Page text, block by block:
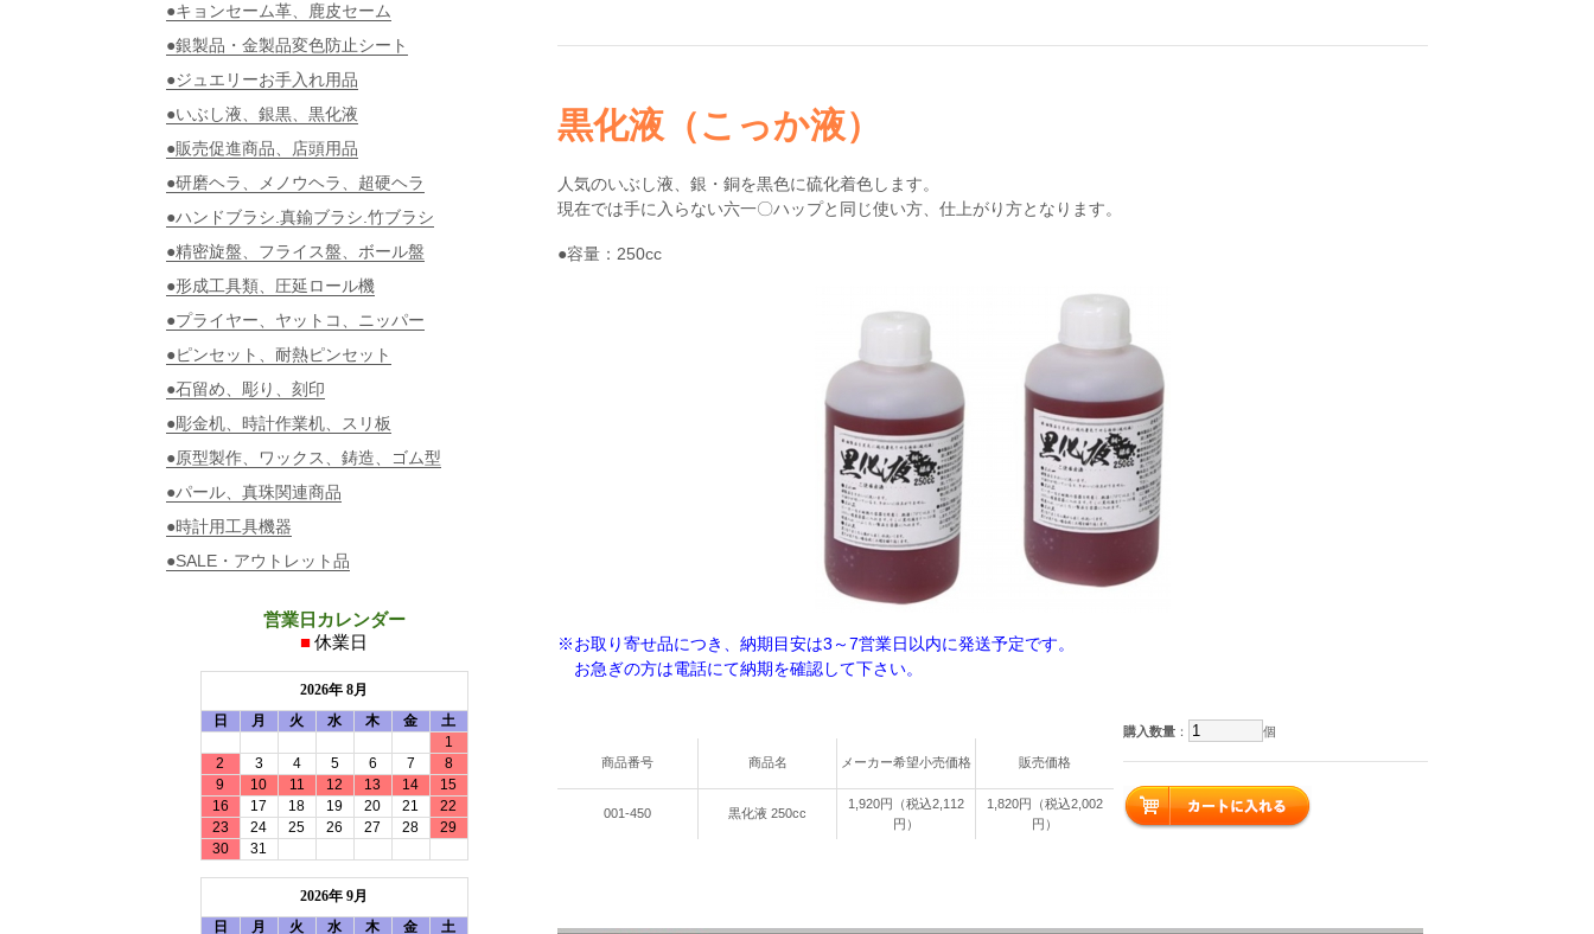
黒化液（こっか液）
人気のいぶし液、銀・銅を黒色に硫化着色します。
現在では手に入らない六一〇ハップと同じ使い方、仕上がり方となります。
●容量：250cc
※お取り寄せ品につき、納期目安は3～7営業日以内に発送予定です。
お急ぎの方は電話にて納期を確認して下さい。
商品番号 商品名 メーカー希望小売価格 販売価格
001-450 黒化液 250cc
1,920円（税込2,112
円）
1,820円（税込2,002
円）
購入数量 ： 個
●キョンセーム革、鹿皮セーム
●銀製品・金製品変色防止シート
●ジュエリーお手入れ用品
●いぶし液、銀黒、黒化液
●販売促進商品、店頭用品
●研磨ヘラ、メノウヘラ、超硬ヘラ
●ハンドブラシ.真鍮ブラシ.竹ブラシ
●精密旋盤、フライス盤、ボール盤
●形成工具類、圧延ロール機
●プライヤー、ヤットコ、ニッパー
●ピンセット、耐熱ピンセット
●石留め、彫り、刻印
●彫金机、時計作業机、スリ板
●原型製作、ワックス、鋳造、ゴム型
●パール、真珠関連商品
●時計用工具機器
●SALE・アウトレット品
営業日カレンダー
■休業日
2026年 8月
日
月 火 水 木 金
土
1
2
3 4 5 6 7
8
9
10 11 12 13 14
15
16
17 18 19 20 21
22
23
24 25 26 27 28
29
30
31
2026年 9月
日
月 火 水 木 金
土